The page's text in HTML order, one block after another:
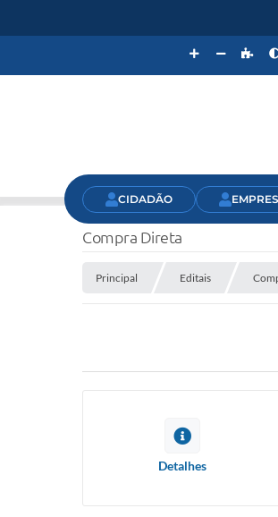
CIDADÃO
Compra Direta
Principal Editais
Detalhes